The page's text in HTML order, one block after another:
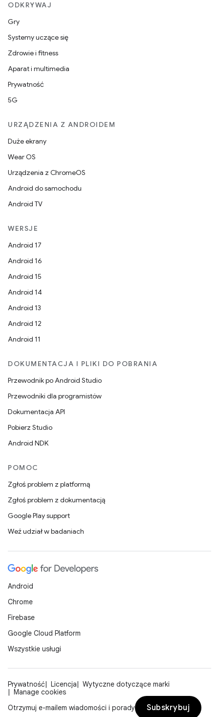
ODKRYWAJ
Gry
Systemy uczące się
Zdrowie i fitness
Aparat i multimedia
Prywatność
5G
URZĄDZENIA Z ANDROIDEM
Duże ekrany
Wear OS
Urządzenia z ChromeOS
Android do samochodu
Android TV
WERSJE
Android 17
Android 16
Android 15
Android 14
Android 13
Android 12
Android 11
DOKUMENTACJA I PLIKI DO POBRANIA
Przewodnik po Android Studio
Przewodniki dla programistów
Dokumentacja API
Pobierz Studio
Android NDK
POMOC
Zgłoś problem z platformą
Zgłoś problem z dokumentacją
Google Play support
Weź udział w badaniach
Android
Chrome
Firebase
Google Cloud Platform
Wszystkie usługi
Prywatność Licencja
Wytyczne dotyczące marki
Manage cookies
Otrzymuj e-mailem wiadomości i porady
Subskrybuj